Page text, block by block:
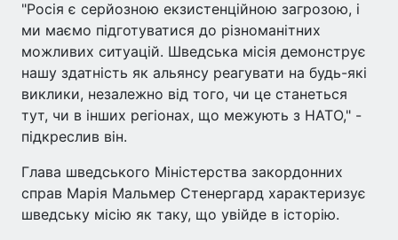
"Росія є серйозною екзистенційною загрозою, і
ми маємо підготуватися до різноманітних
можливих ситуацій. Шведська місія демонструє
нашу здатність як альянсу реагувати на будь-які
виклики, незалежно від того, чи це станеться
тут, чи в інших регіонах, що межують з НАТО," -
підкреслив він.
Глава шведського Міністерства закордонних
справ Марія Мальмер Стенергард характеризує
шведську місію як таку, що увійде в історію.